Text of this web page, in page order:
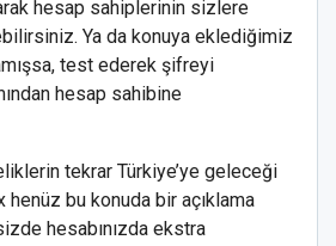
hesap sahiplerinin sizlere
Ya da konuya eklediğimiz
test ederek şifreyi
hesap sahibine
tekrar Türkiye’ye geleceği
bu konuda bir açıklama
hesabınızda ekstra